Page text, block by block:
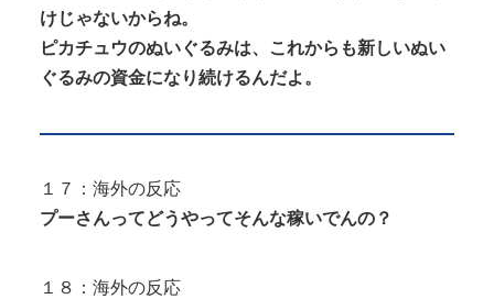
けじゃないからね。
ピカチュウのぬいぐるみは、これからも新しいぬい
ぐるみの資金になり続けるんだよ。
１７：海外の反応
プーさんってどうやってそんな稼いでんの？
１８：海外の反応